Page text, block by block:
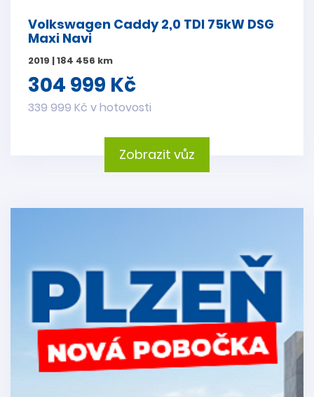
Volkswagen Caddy 2,0 TDI 75kW DSG
Maxi Navi
2019 | 184 456 km
304 999 Kč
339 999 Kč v hotovosti
Zobrazit vůz